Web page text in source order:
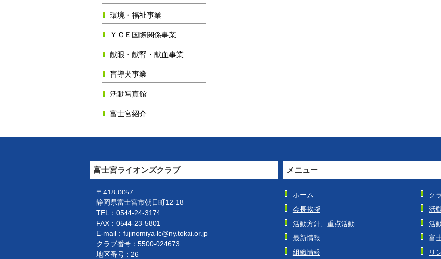
環境・福祉事業
ＹＣＥ国際関係事業
献眼・献腎・献血事業
盲導犬事業
活動写真館
富士宮紹介
富士宮ライオンズクラブ
〒418-0057
静岡県富士宮市朝日町12-18
TEL：0544-24-3174
FAX：0544-23-5801
E-mail：fujinomiya-lc@ny.tokai.or.jp
クラブ番号：5500-024673
地区番号：26
メニュー
ホーム
会長挨拶
活動方針、重点活動
最新情報
組織情報
ク
活
活
富
リ